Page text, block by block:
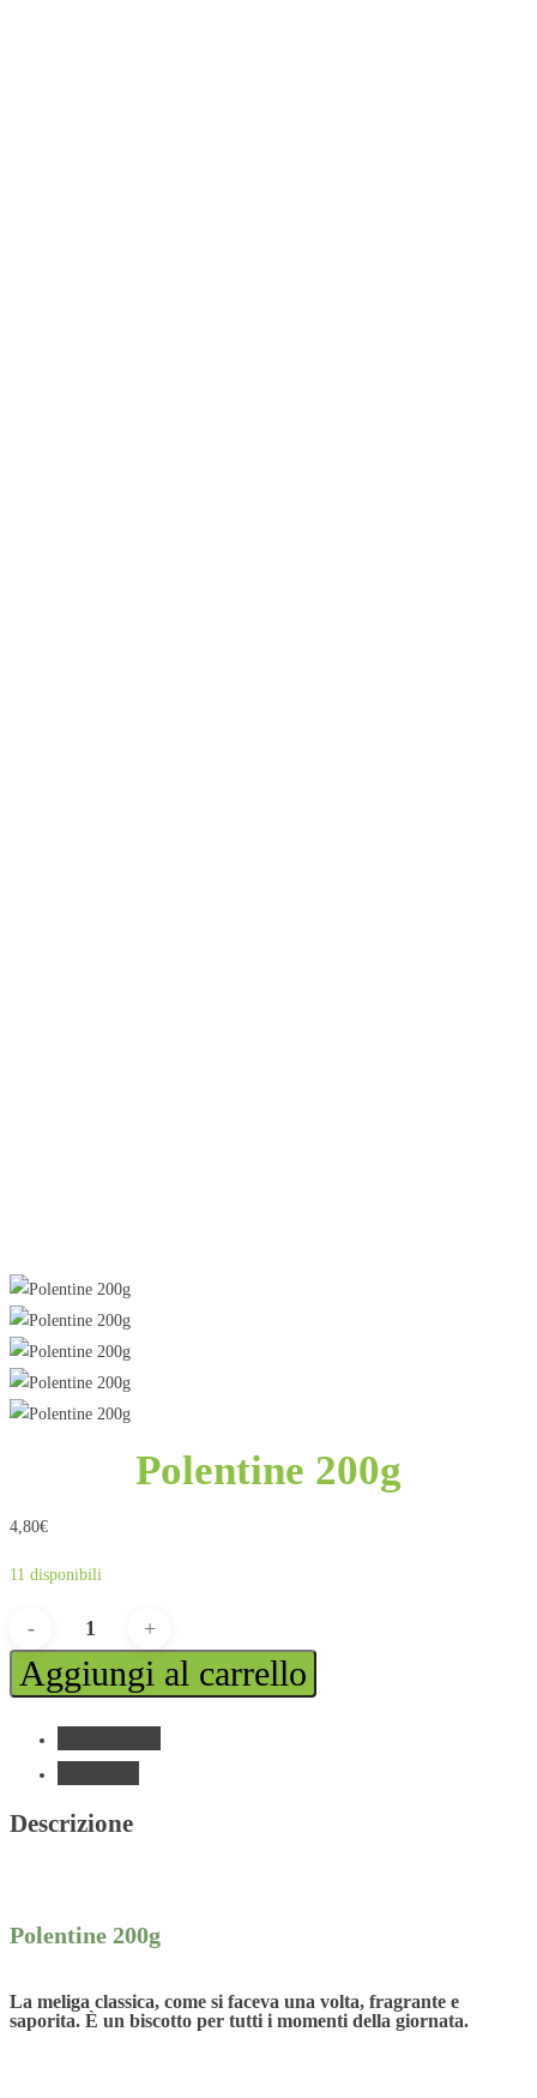
Polentine 200g
4,80€
11 disponibili
Polentine
200g
quantità
Aggiungi al carrello
Descrizione
Polentine 200g
La meliga classica, come si faceva una volta, fragrante e
saporita. È un biscotto per tutti i momenti della giornata.